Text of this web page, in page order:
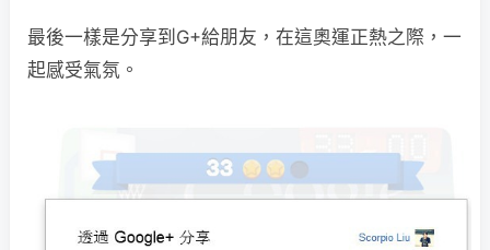
最後一樣是分享到G+給朋友，在這奧運正熱之際，一
起感受氣氛。